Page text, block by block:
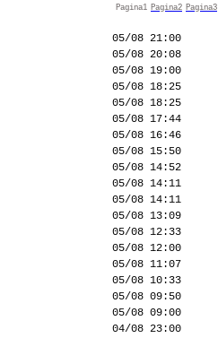
Pagina1 Pagina2 Pagina3
05/08 21:00
05/08 20:08
05/08 19:00
05/08 18:25
05/08 18:25
05/08 17:44
05/08 16:46
05/08 15:50
05/08 14:52
05/08 14:11
05/08 14:11
05/08 13:09
05/08 12:33
05/08 12:00
05/08 11:07
05/08 10:33
05/08 09:50
05/08 09:00
04/08 23:00